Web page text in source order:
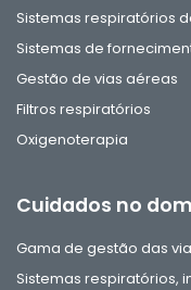
Sistemas respiratórios
Sistemas de
Gestão de vias aéreas
Filtros respiratórios
Oxigenoterapia
Cuidados no
Gama de gestão das
Sistemas respiratórios,